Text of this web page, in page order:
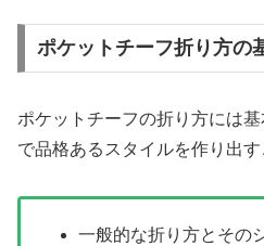
ポケットチーフ折り方の
ポケットチーフの折り方には
で品格あるスタイルを作り出す
一般的な折り方とその